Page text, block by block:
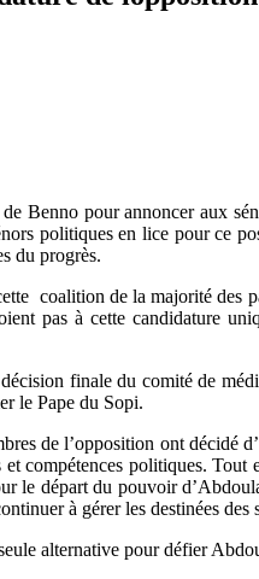
Benno pour annoncer aux
politiques en lice pour ce
du progrès.
coalition de la majorité
pas à cette candidature
finale du comité de
le Pape du Sopi.
de l’opposition ont décidé
compétences politiques.
le départ du pouvoir
à gérer les destinées des
alternative pour défier